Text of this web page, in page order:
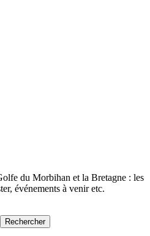
du Morbihan et la Bretagne : les
événements à venir etc.
Rechercher